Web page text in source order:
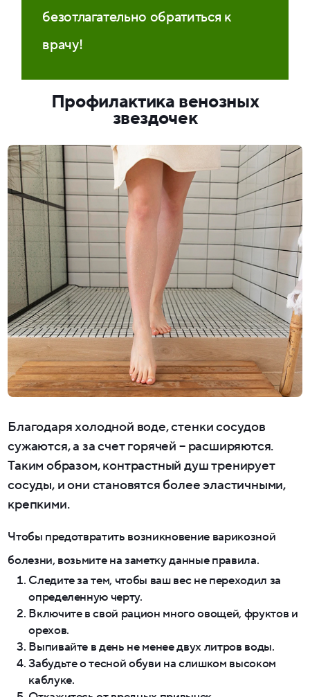
безотлагательно обратиться к
врачу!
Профилактика венозных
звездочек
Благодаря холодной воде, стенки сосудов
сужаются, а за счет горячей – расширяются.
Таким образом, контрастный душ тренирует
сосуды, и они становятся более эластичными,
крепкими.
Чтобы предотвратить возникновение варикозной
болезни, возьмите на заметку данные правила.
Следите за тем, чтобы ваш вес не переходил за
определенную черту.
Включите в свой рацион много овощей, фруктов и
орехов.
Выпивайте в день не менее двух литров воды.
Забудьте о тесной обуви на слишком высоком
каблуке.